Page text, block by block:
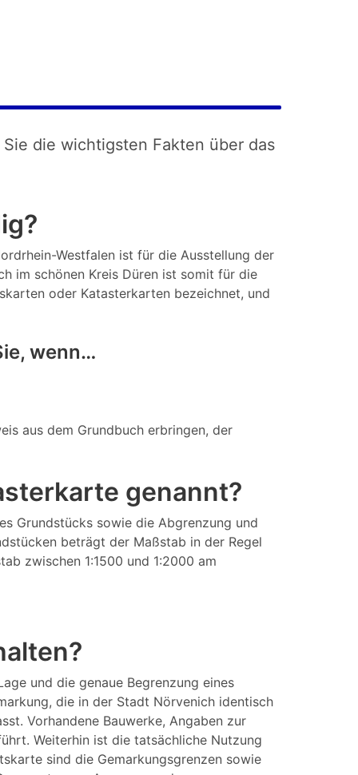
die wichtigsten Fakten über das
Westfalen ist für die Ausstellung der
im schönen Kreis Düren ist somit für die
oder Katasterkarten bezeichnet, und
wenn…
aus dem Grundbuch erbringen, der
genannt?
Grundstücks sowie die Abgrenzung und
beträgt der Maßstab in der Regel
zwischen 1:1500 und 1:2000 am
und die genaue Begrenzung eines
die in der Stadt Nörvenich identisch
Vorhandene Bauwerke, Angaben zur
Weiterhin ist die tatsächliche Nutzung
sind die Gemarkungsgrenzen sowie